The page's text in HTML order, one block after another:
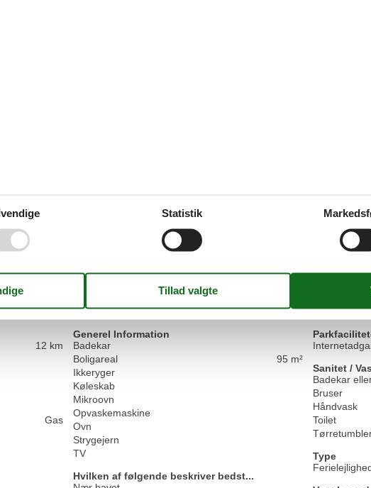
For en fantastisk plass! De moderne møblene gjorde at
Vi elsket å ha et fullt kjøkken for å lage måltider, Det
Vi var imponert over den romslige utformingen, Det var
We hadden een geweldige vakantie hier, De woonkamer
ervan om in de keuken te koken,
Faciliteter
12 km
Gas
Generel Information
Badekar
Boligareal
95 m²
Ikkeryger
Køleskab
Mikroovn
Opvaskemaskine
Ovn
Strygejern
TV
Hvilken af følgende beskriver bedst...
Sanitet /
Badekar
Bruser
Håndvask
Toilet
Type
Statistik